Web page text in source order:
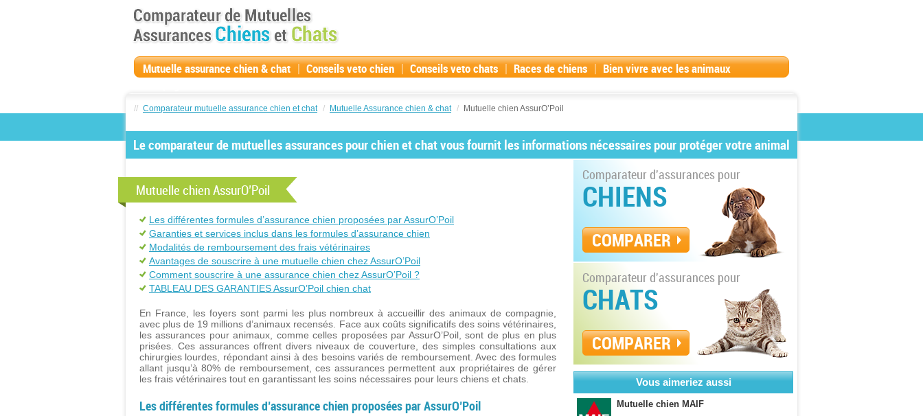
Mutuelle assurance chien & chat | Conseils veto chien | Conseils veto chats | Races de chiens | Bien vivre avec les animaux
// Comparateur mutuelle assurance chien et chat / Mutuelle Assurance chien & chat / Mutuelle chien AssurO’Poil
Le comparateur de mutuelles assurances pour chien et chat vous fournit les informations nécessaires pour protéger votre animal
Mutuelle chien AssurO’Poil
Les différentes formules d’assurance chien proposées par AssurO’Poil
Garanties et services inclus dans les formules d’assurance chien
Modalités de remboursement des frais vétérinaires
Avantages de souscrire à une mutuelle chien chez AssurO’Poil
Comment souscrire à une assurance chien chez AssurO’Poil ?
TABLEAU DES GARANTIES AssurO’Poil chien chat
En France, les foyers sont parmi les plus nombreux à accueillir des animaux de compagnie,
avec plus de 19 millions d’animaux recensés. Face aux coûts significatifs des soins vétérinaires,
les assurances pour animaux, comme celles proposées par AssurO’Poil, sont de plus en plus
prisées. Ces assurances offrent divers niveaux de couverture, des simples consultations aux
chirurgies lourdes, répondant ainsi à des besoins variés de remboursement. Avec des formules
allant jusqu’à 80% de remboursement, ces assurances permettent aux propriétaires de gérer
les frais vétérinaires tout en garantissant les soins nécessaires pour leurs chiens et chats.
Les différentes formules d’assurance chien proposées par AssurO’Poil
Comparateur d'assurances pour
CHIENS
COMPARER
Comparateur d'assurances pour
CHATS
COMPARER
Vous aimeriez aussi
Mutuelle chien MAIF